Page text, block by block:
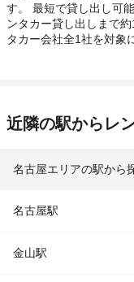
す。 最短で貸し出し可
ンタカー貸し出しまで
タカー会社全1社を対象
近隣の駅からレ
名古屋エリアの駅から
名古屋駅
金山駅